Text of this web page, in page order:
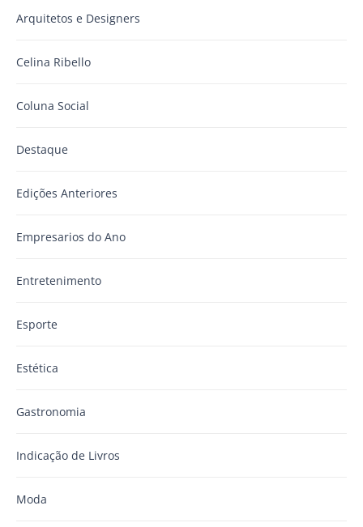
Arquitetos e Designers
Celina Ribello
Coluna Social
Destaque
Edições Anteriores
Empresarios do Ano
Entretenimento
Esporte
Estética
Gastronomia
Indicação de Livros
Moda